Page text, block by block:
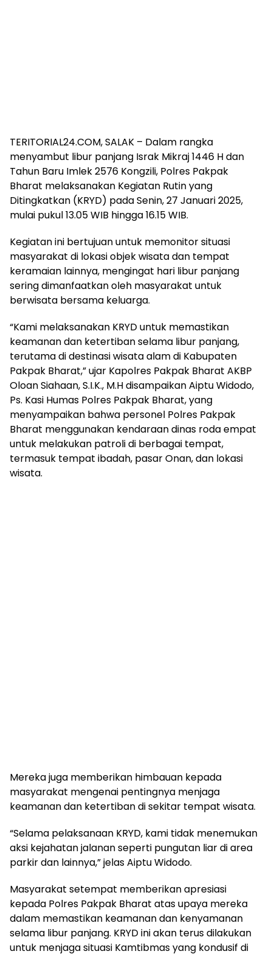
TERITORIAL24.COM, SALAK – Dalam rangka
menyambut libur panjang Israk Mikraj 1446 H dan
Tahun Baru Imlek 2576 Kongzili, Polres Pakpak
Bharat melaksanakan Kegiatan Rutin yang
Ditingkatkan (KRYD) pada Senin, 27 Januari 2025,
mulai pukul 13.05 WIB hingga 16.15 WIB.
Kegiatan ini bertujuan untuk memonitor situasi
masyarakat di lokasi objek wisata dan tempat
keramaian lainnya, mengingat hari libur panjang
sering dimanfaatkan oleh masyarakat untuk
berwisata bersama keluarga.
“Kami melaksanakan KRYD untuk memastikan
keamanan dan ketertiban selama libur panjang,
terutama di destinasi wisata alam di Kabupaten
Pakpak Bharat,” ujar Kapolres Pakpak Bharat AKBP
Oloan Siahaan, S.I.K., M.H disampaikan Aiptu Widodo,
Ps. Kasi Humas Polres Pakpak Bharat, yang
menyampaikan bahwa personel Polres Pakpak
Bharat menggunakan kendaraan dinas roda empat
untuk melakukan patroli di berbagai tempat,
termasuk tempat ibadah, pasar Onan, dan lokasi
wisata.
Mereka juga memberikan himbauan kepada
masyarakat mengenai pentingnya menjaga
keamanan dan ketertiban di sekitar tempat wisata.
“Selama pelaksanaan KRYD, kami tidak menemukan
aksi kejahatan jalanan seperti pungutan liar di area
parkir dan lainnya,” jelas Aiptu Widodo.
Masyarakat setempat memberikan apresiasi
kepada Polres Pakpak Bharat atas upaya mereka
dalam memastikan keamanan dan kenyamanan
selama libur panjang. KRYD ini akan terus dilakukan
untuk menjaga situasi Kamtibmas yang kondusif di